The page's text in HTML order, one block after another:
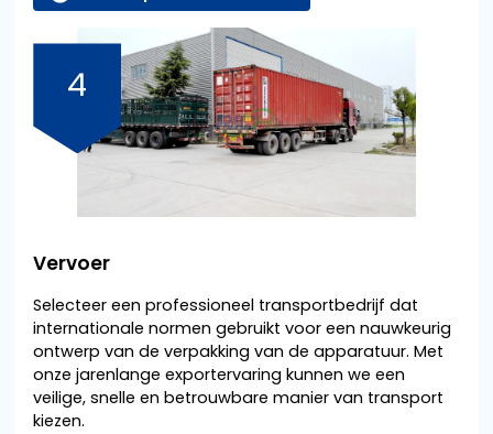
Vervoer
Selecteer een professioneel transportbedrijf dat
internationale normen gebruikt voor een nauwkeurig
ontwerp van de verpakking van de apparatuur. Met
onze jarenlange exportervaring kunnen we een
veilige, snelle en betrouwbare manier van transport
kiezen.
4